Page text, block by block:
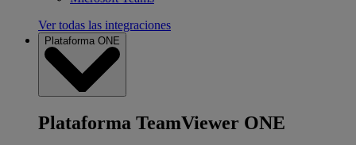
Ver todas las integraciones
Plataforma ONE
Plataforma TeamViewer ONE